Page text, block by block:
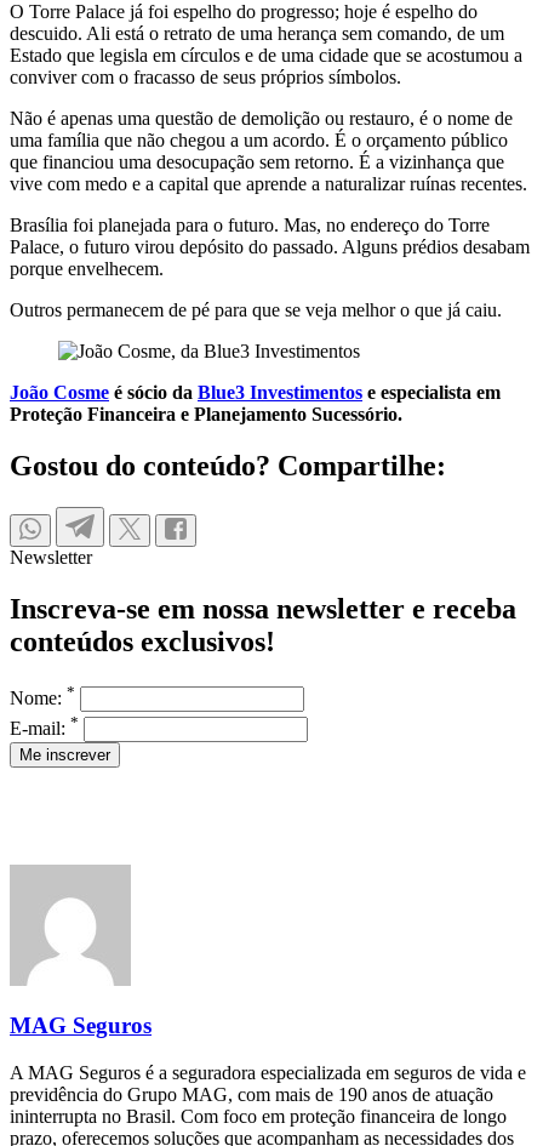
O Torre Palace já foi espelho do progresso; hoje é espelho do
descuido. Ali está o retrato de uma herança sem comando, de um
Estado que legisla em círculos e de uma cidade que se acostumou a
conviver com o fracasso de seus próprios símbolos.
Não é apenas uma questão de demolição ou restauro, é o nome de
uma família que não chegou a um acordo. É o orçamento público
que financiou uma desocupação sem retorno. É a vizinhança que
vive com medo e a capital que aprende a naturalizar ruínas recentes.
Brasília foi planejada para o futuro. Mas, no endereço do Torre
Palace, o futuro virou depósito do passado. Alguns prédios desabam
porque envelhecem.
Outros permanecem de pé para que se veja melhor o que já caiu.
João Cosme é sócio da Blue3 Investimentos e especialista em
Proteção Financeira e Planejamento Sucessório.
Gostou do conteúdo? Compartilhe:
Newsletter
Inscreva-se em nossa newsletter e receba
conteúdos exclusivos!
Nome: *
E-mail: *
MAG Seguros
A MAG Seguros é a seguradora especializada em seguros de vida e
previdência do Grupo MAG, com mais de 190 anos de atuação
ininterrupta no Brasil. Com foco em proteção financeira de longo
prazo, oferecemos soluções que acompanham as necessidades dos